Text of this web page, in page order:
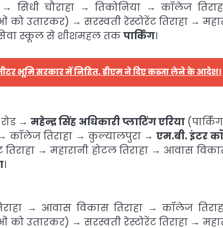
सिधी चौराहा → तिकोनिया → कॉलेज
को उतारकर) → सरस्वती रेस्टोरेंट तिराहा →
स्कूल से शीशमहल तकपार्किंग।
भूमि सरकार में निहित, डीएम ने दिए कब्जा लेने के आदेश।
→ महेन्द्र सिंह अधिकारी प्लाटिंग एरिया
→ कॉलेज तिराहा → कुल्यालपुरा → एम.बी. इंटर
→ महारानी होटल तिराहा → आवास
।
→ आवास विकास तिराहा → कॉलेज
को उतारकर) → सरस्वती रेस्टोरेंट तिराहा →